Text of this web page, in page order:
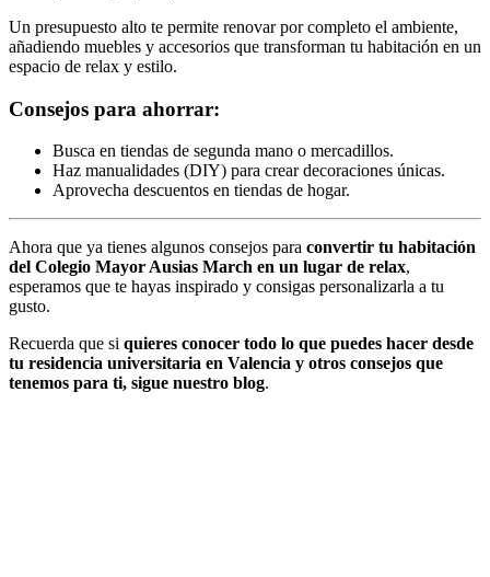
Un presupuesto alto te permite renovar por completo el ambiente,
añadiendo muebles y accesorios que transforman tu habitación en un
espacio de relax y estilo.
Consejos para ahorrar:
Busca en tiendas de segunda mano o mercadillos.
Haz manualidades (DIY) para crear decoraciones únicas.
Aprovecha descuentos en tiendas de hogar.
Ahora que ya tienes algunos consejos para convertir tu habitación
del Colegio Mayor Ausias March en un lugar de relax,
esperamos que te hayas inspirado y consigas personalizarla a tu
gusto.
Recuerda que si quieres conocer todo lo que puedes hacer desde
tu residencia universitaria en Valencia y otros consejos que
tenemos para ti, sigue nuestro blog.